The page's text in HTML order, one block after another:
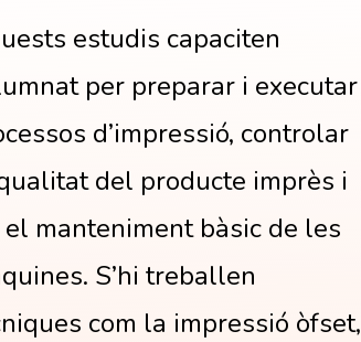
estudis capaciten
per preparar i executar
d’impressió, controlar
del producte imprès i
manteniment bàsic de les
S’hi treballen
com la impressió òfset,